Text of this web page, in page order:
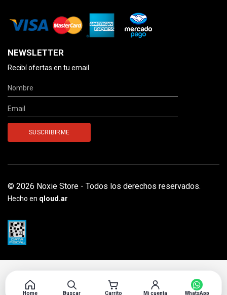
NEWSLETTER
Recibí ofertas en tu email
© 2026 Noxie Store - Todos los derechos reservados.
Hecho en qloud.ar
Home Buscar Carrito Mi cuenta